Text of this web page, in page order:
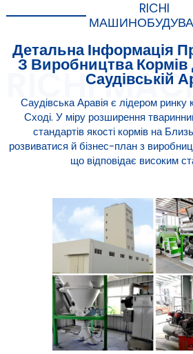
RICHI
Детальна Інформація
З Виробництва
Саудівській
Саудівська Аравія є лідером ринку
Сході. У міру розширення
стандартів якості кормів на
розвиватися й бізнес-план з
що відповідає високим